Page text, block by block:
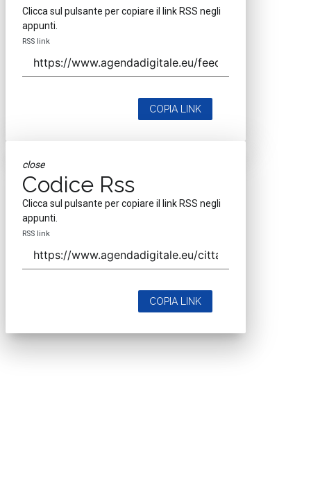
Clicca sul pulsante per copiare il link RSS negli
appunti.
RSS link
COPIA LINK
close
Codice Rss
Clicca sul pulsante per copiare il link RSS negli
appunti.
RSS link
COPIA LINK